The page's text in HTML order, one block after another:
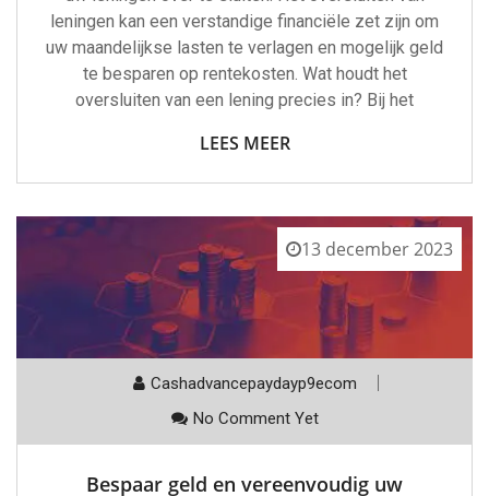
leningen kan een verstandige financiële zet zijn om
uw maandelijkse lasten te verlagen en mogelijk geld
te besparen op rentekosten. Wat houdt het
oversluiten van een lening precies in? Bij het
LEES MEER
13 december 2023
Cashadvancepaydayp9ecom
No Comment Yet
Bespaar geld en vereenvoudig uw